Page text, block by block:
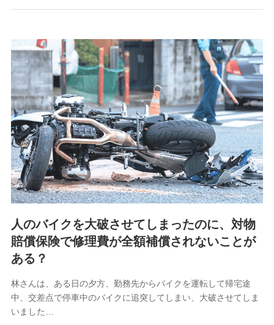
取引先としての選定業務、営業情報の提供業務、契約締結手
続き業務、取引管理業務、およびこれらに準ずる業務の遂行
のため
9.お問い合わせ情報
各種お問い合わせに対応するため
10.受託業務の 個人情報
受託業務の遂行およびこれらに準ずる業務の遂行のため
11.マイカー通勤管理クラウド並びに法人向けASPサー
ビスに関してのお問い合わせ情報
各種お問い合わせに対応するため
当社のサービスに関する情報提供や、皆様に有用なお知らせ
をお送りするため
アンケートの送付のため
当社のサービスや媒体の運営改善に必要なデータを解析し、
分析するため
当社の対応品質向上やお問い合わせ内容の正確な把握のため
個人情報保護管理者の職名、連絡先
人のバイクを大破させてしまったのに、対物
賠償保険で修理費が全額補償されないことが
ある？
林さんは、ある日の夕方、勤務先からバイクを運転して帰宅途
中、交差点で停車中のバイクに追突してしまい、大破させてしま
いました…